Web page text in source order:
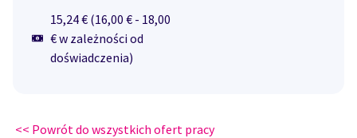
15,24 € (16,00 € - 18,00
€ w zależności od
doświadczenia)
<< Powrót do wszystkich ofert pracy